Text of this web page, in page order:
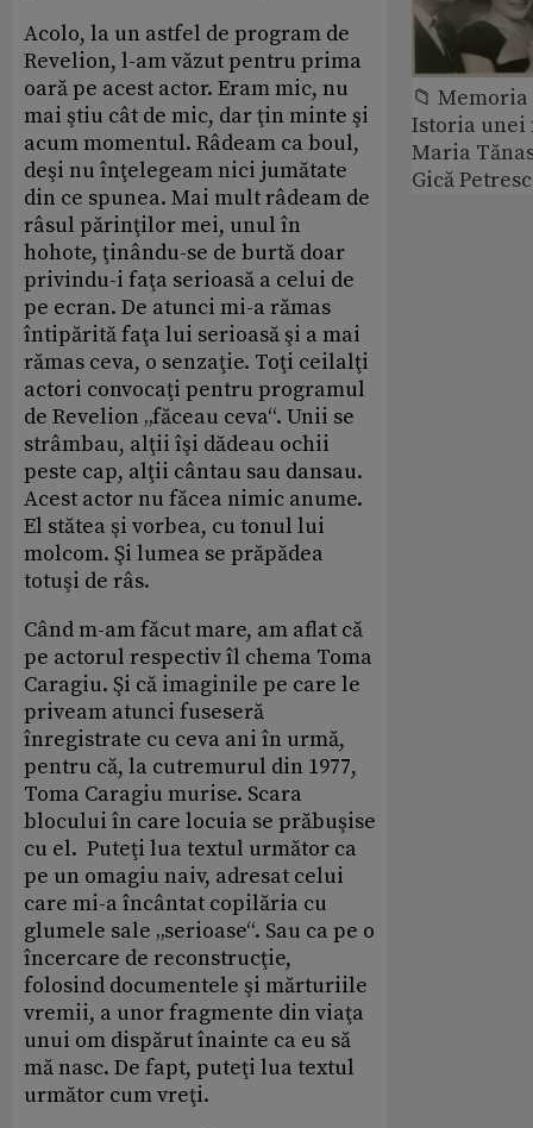
Acolo, la un astfel de program de
Revelion, l-am văzut pentru prima
oară pe acest actor. Eram mic, nu
mai ştiu cât de mic, dar ţin minte şi
acum momentul. Râdeam ca boul,
deşi nu înţelegeam nici jumătate
din ce spunea. Mai mult râdeam de
râsul părinţilor mei, unul în
hohote, ţinându-se de burtă doar
privindu-i faţa serioasă a celui de
pe ecran. De atunci mi-a rămas
întipărită faţa lui serioasă şi a mai
rămas ceva, o senzaţie. Toţi ceilalţi
actori convocaţi pentru programul
de Revelion „făceau ceva“. Unii se
strâmbau, alţii îşi dădeau ochii
peste cap, alţii cântau sau dansau.
Acest actor nu făcea nimic anume.
El stătea şi vorbea, cu tonul lui
molcom. Şi lumea se prăpădea
totuşi de râs.
Când m-am făcut mare, am aflat că
pe actorul respectiv îl chema Toma
Caragiu. Şi că imaginile pe care le
priveam atunci fuseseră
înregistrate cu ceva ani în urmă,
pentru că, la cutremurul din 1977,
Toma Caragiu murise. Scara
blocului în care locuia se prăbuşise
cu el. Puteţi lua textul următor ca
pe un omagiu naiv, adresat celui
care mi-a încântat copilăria cu
glumele sale „serioase“. Sau ca pe o
încercare de reconstrucţie,
folosind documentele şi mărturiile
vremii, a unor fragmente din viaţa
unui om dispărut înainte ca eu să
mă nasc. De fapt, puteţi lua textul
următor cum vreţi.
📁
Istoria
Maria
Gică